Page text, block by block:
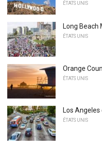
ÉTATS UNIS
Long Beach
ÉTATS UNIS
Orange
ÉTATS UNIS
Los
ÉTATS UNIS